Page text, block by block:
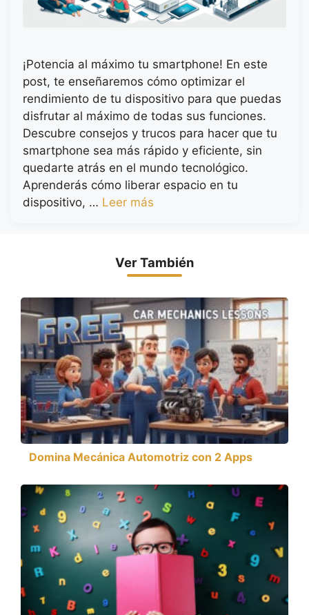
¡Potencia al máximo tu smartphone! En este
post, te enseñaremos cómo optimizar el
rendimiento de tu dispositivo para que puedas
disfrutar al máximo de todas sus funciones.
Descubre consejos y trucos para hacer que tu
smartphone sea más rápido y eficiente, sin
quedarte atrás en el mundo tecnológico.
Aprenderás cómo liberar espacio en tu
dispositivo, … Leer más
Ver También
Domina Mecánica Automotriz con 2 Apps